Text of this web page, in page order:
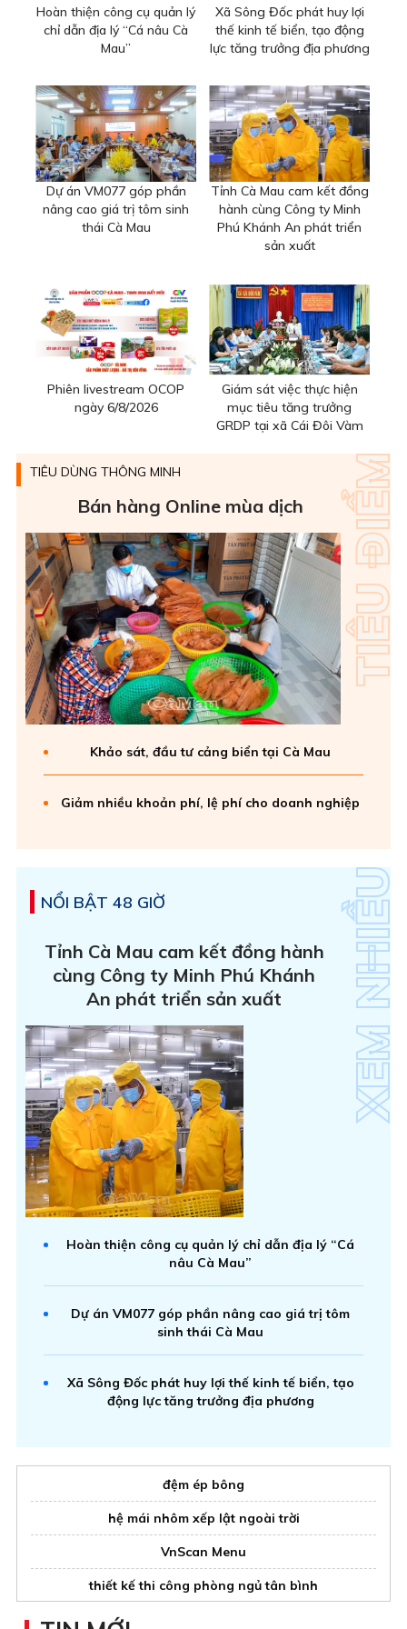
Hoàn thiện công cụ quản lý
chỉ dẫn địa lý “Cá nâu Cà
Mau”
Xã Sông Đốc phát huy lợi
thế kinh tế biển, tạo động
lực tăng trưởng địa phương
Dự án VM077 góp phần
nâng cao giá trị tôm sinh
thái Cà Mau
Tỉnh Cà Mau cam kết đồng
hành cùng Công ty Minh
Phú Khánh An phát triển
sản xuất
Phiên livestream OCOP
ngày 6/8/2026
Giám sát việc thực hiện
mục tiêu tăng trưởng
GRDP tại xã Cái Đôi Vàm
TIÊU DÙNG THÔNG MINH
Bán hàng Online mùa dịch
Khảo sát, đầu tư cảng biển tại Cà Mau
Giảm nhiều khoản phí, lệ phí cho doanh nghiệp
NỔI BẬT 48 GIỜ
Tỉnh Cà Mau cam kết đồng hành
cùng Công ty Minh Phú Khánh
An phát triển sản xuất
Hoàn thiện công cụ quản lý chỉ dẫn địa lý “Cá
nâu Cà Mau”
Dự án VM077 góp phần nâng cao giá trị tôm
sinh thái Cà Mau
Xã Sông Đốc phát huy lợi thế kinh tế biển, tạo
động lực tăng trưởng địa phương
đệm ép bông
hệ mái nhôm xếp lật ngoài trời
VnScan Menu
thiết kế thi công phòng ngủ tân bình